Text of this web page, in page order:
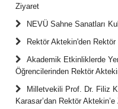
Ziyaret
NEVÜ Sahne Sanatları
Rektör Aktekin'den
Akademik Etkinliklerde
Öğrencilerinden Rektör
Milletvekili Prof. Dr. Filiz
Karasar’dan Rektör